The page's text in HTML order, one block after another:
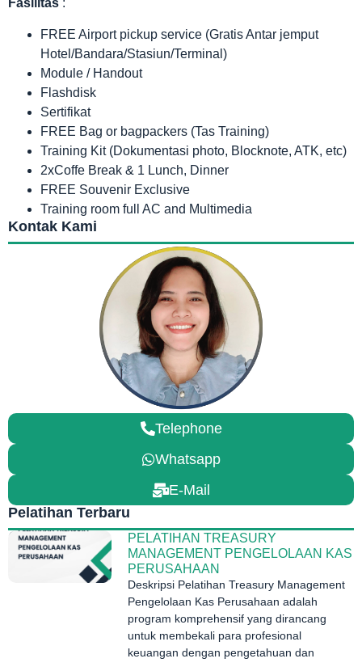
Fasilitas :
FREE Airport pickup service (Gratis Antar jemput
Hotel/Bandara/Stasiun/Terminal)
Module / Handout
Flashdisk
Sertifikat
FREE Bag or bagpackers (Tas Training)
Training Kit (Dokumentasi photo, Blocknote, ATK, etc)
2xCoffe Break & 1 Lunch, Dinner
FREE Souvenir Exclusive
Training room full AC and Multimedia
Kontak Kami
Telephone
Whatsapp
E-Mail
Pelatihan Terbaru
PELATIHAN TREASURY
MANAGEMENT PENGELOLAAN KAS
PERUSAHAAN
Deskripsi Pelatihan Treasury Management
Pengelolaan Kas Perusahaan adalah
program komprehensif yang dirancang
untuk membekali para profesional
keuangan dengan pengetahuan dan